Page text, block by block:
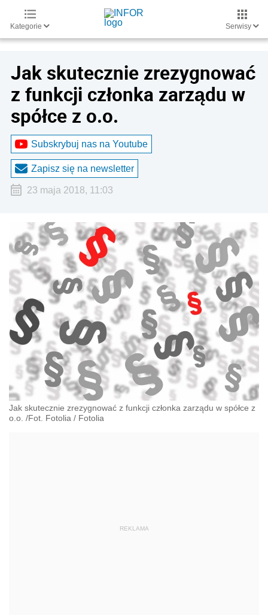
Kategorie Serwisy
Jak skutecznie zrezygnować
z funkcji członka zarządu w
spółce z o.o.
Subskrybuj nas na Youtube
Zapisz się na newsletter
23 maja 2018, 11:03
Jak skutecznie zrezygnować z funkcji członka zarządu w spółce z
o.o. /Fot. Fotolia / Fotolia